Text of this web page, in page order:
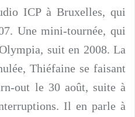
ICP à Bruxelles, qui
Une mini-tournée, qui
suit en 2008. La
Thiéfaine se faisant
out le 30 août, suite à
Il en parle à